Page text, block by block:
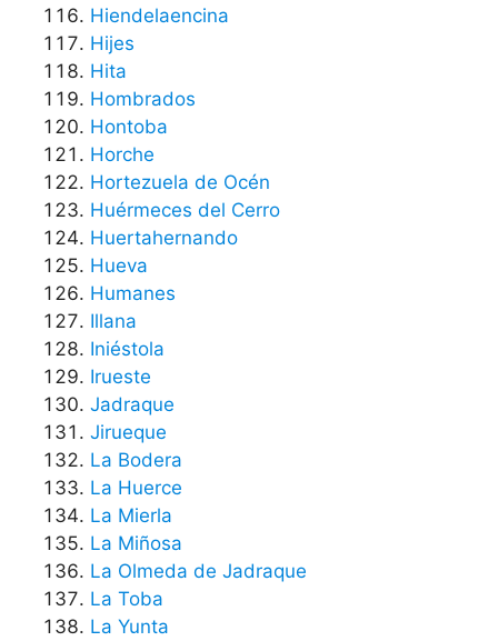
Hiendelaencina
Hijes
Hita
Hombrados
Hontoba
Horche
Hortezuela de Océn
Huérmeces del Cerro
Huertahernando
Hueva
Humanes
Illana
Iniéstola
Irueste
Jadraque
Jirueque
La Bodera
La Huerce
La Mierla
La Miñosa
La Olmeda de Jadraque
La Toba
La Yunta